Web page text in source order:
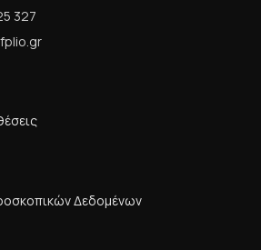
327
Δεδομένων